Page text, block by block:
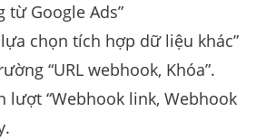
từ Google Ads”
lựa chọn tích hợp dữ liệu khác”
“URL webhook, Khóa”.
lượt “Webhook link, Webhook